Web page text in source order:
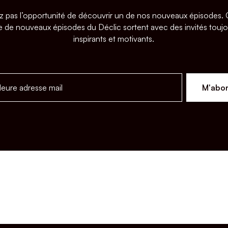
pas l’opportunité de découvrir un de nos nouveaux épisodes.
de nouveaux épisodes du Déclic sortent avec des invités
inspirants et motivants.